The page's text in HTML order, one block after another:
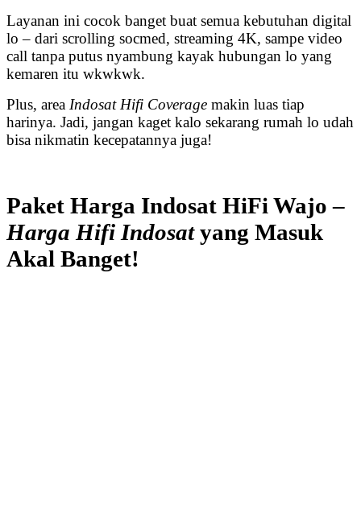
Layanan ini cocok banget buat semua kebutuhan digital
lo – dari scrolling socmed, streaming 4K, sampe video
call tanpa putus nyambung kayak hubungan lo yang
kemaren itu wkwkwk.
Plus, area Indosat Hifi Coverage makin luas tiap
harinya. Jadi, jangan kaget kalo sekarang rumah lo udah
bisa nikmatin kecepatannya juga!
Paket Harga Indosat HiFi Wajo –
Harga Hifi Indosatyang Masuk
Akal Banget!